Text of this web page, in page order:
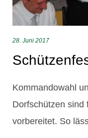
28. Juni 2017
Kommandowahl
Dorfschützen sind
vorbereitet. So